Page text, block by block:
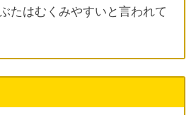
たはむくみやすいと言われて